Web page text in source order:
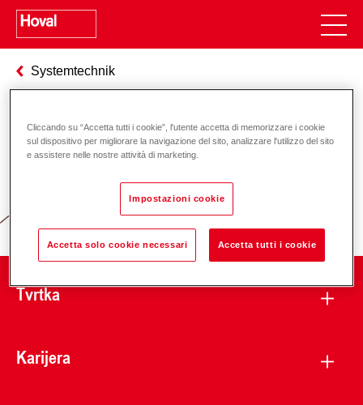
Systemtechnik
Odgovornost za energiju i okoliš
Tvrtka
Karijera
Cliccando su “Accetta tutti i cookie”, l'utente accetta di memorizzare i cookie
sul dispositivo per migliorare la navigazione del sito, analizzare l'utilizzo del sito
e assistere nelle nostre attività di marketing.
Impostazioni cookie
Accetta solo cookie necessari Accetta tutti i cookie